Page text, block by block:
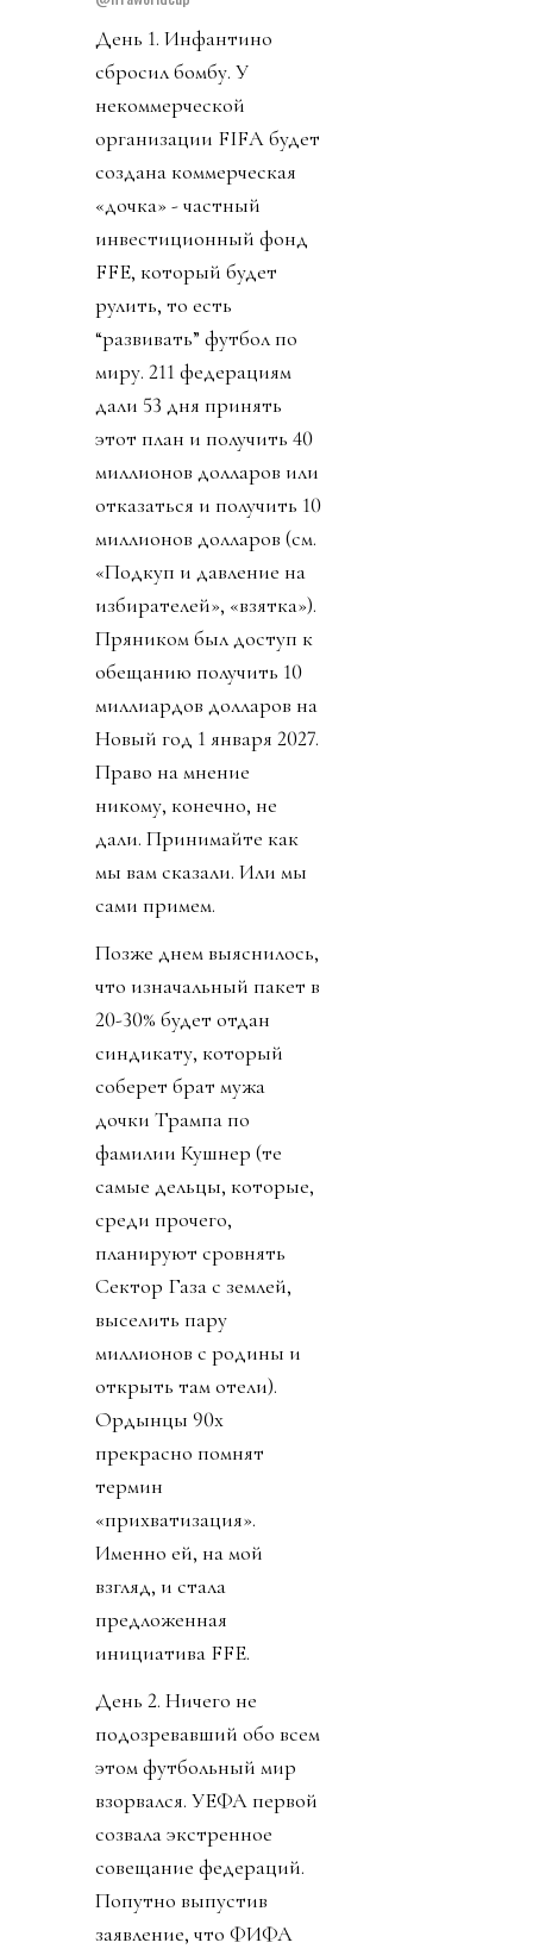
День 1. Инфантино
сбросил бомбу. У
некоммерческой
организации FIFA будет
создана коммерческая
«дочка» - частный
инвестиционный фонд
FFE, который будет
рулить, то есть
“развивать” футбол по
миру. 211 федерациям
дали 53 дня принять
этот план и получить 40
миллионов долларов или
отказаться и получить 10
миллионов долларов (см.
«Подкуп и давление на
избирателей», «взятка»).
Пряником был доступ к
обещанию получить 10
миллиардов долларов на
Новый год 1 января 2027.
Право на мнение
никому, конечно, не
дали. Принимайте как
мы вам сказали. Или мы
сами примем.
Позже днем выяснилось,
что изначальный пакет в
20-30% будет отдан
синдикату, который
соберет брат мужа
дочки Трампа по
фамилии Кушнер (те
самые дельцы, которые,
среди прочего,
планируют сровнять
Сектор Газа с землей,
выселить пару
миллионов с родины и
открыть там отели).
Ордынцы 90х
прекрасно помнят
термин
«прихватизация».
Именно ей, на мой
взгляд, и стала
предложенная
инициатива FFE.
День 2. Ничего не
подозревавший обо всем
этом футбольный мир
взорвался. УЕФА первой
созвала экстренное
совещание федераций.
Попутно выпустив
заявление, что ФИФА